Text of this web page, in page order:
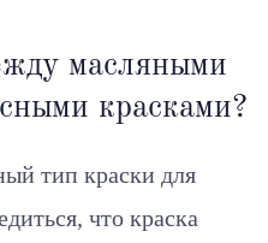
масляными
красками?
тип краски для
что краска